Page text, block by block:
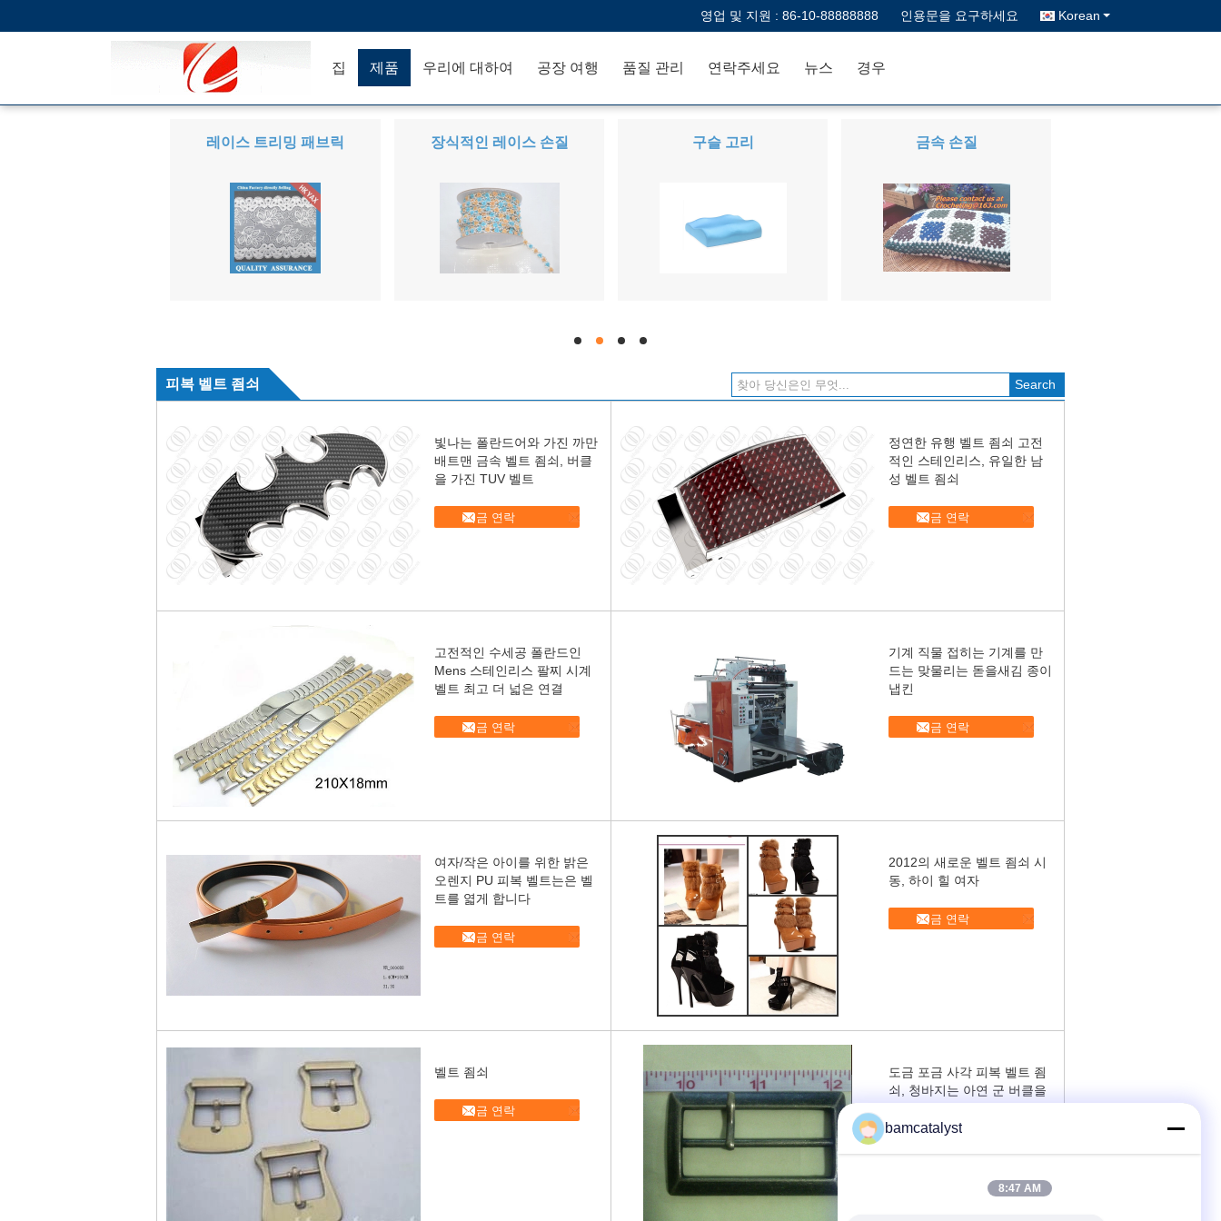
영업 및 지원 : 86-10-88888888 인용문을 요구하세요 Korean
집 제품 우리에 대하여 공장 여행 품질 관리 연락주세요 뉴스 경우
레이스 트리밍 패브릭 장식적인 레이스 손질 구슬 고리 금속 손질
hd hd hd hd
피복 벨트 죔쇠
빛나는 폴란드어와 가진 까만
배트맨 금속 벨트 죔쇠, 버클
을 가진 TUV 벨트
지금 연락
정연한 유행 벨트 죔쇠 고전
적인 스테인리스, 유일한 남
성 벨트 죔쇠
지금 연락
고전적인 수세공 폴란드인
Mens 스테인리스 팔찌 시계
벨트 최고 더 넓은 연결
지금 연락
기계 직물 접히는 기계를 만
드는 맞물리는 돋을새김 종이
냅킨
지금 연락
여자/작은 아이를 위한 밝은
오렌지 PU 피복 벨트는은 벨
트를 엷게 합니다
지금 연락
2012의 새로운 벨트 죔쇠 시
동, 하이 힐 여자
지금 연락
벨트 죔쇠
지금 연락
도금 포금 사각 피복 벨트 죔
쇠, 청바지는 아연 군 버클을
bamcatalyst
8:47 AM